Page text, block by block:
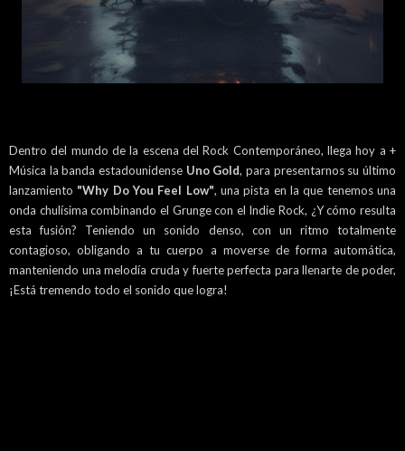
Dentro del mundo de la escena del Rock Contemporáneo, llega hoy a +
Música la banda estadounidense Uno Gold, para presentarnos su último
lanzamiento "Why Do You Feel Low", una pista en la que tenemos una
onda chulísima combinando el Grunge con el Indie Rock, ¿Y cómo resulta
esta fusión? Teniendo un sonido denso, con un ritmo totalmente
contagioso, obligando a tu cuerpo a moverse de forma automática,
manteniendo una melodía cruda y fuerte perfecta para llenarte de poder,
¡Está tremendo todo el sonido que logra!